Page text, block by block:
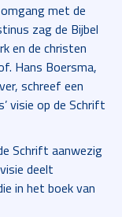
met de
zag de Bijbel
en de christen
Hans Boersma,
schreef een
visie op de Schrift
Schrift aanwezig
deelt
in het boek van